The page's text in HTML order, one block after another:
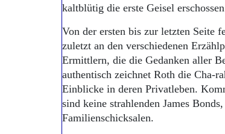
kaltblütig die erste Geisel
Von der ersten bis zur letzten Seite
zuletzt an den verschiedenen
Ermittlern, die die Gedanken aller
authentisch zeichnet Roth die Cha-
Einblicke in deren Privatleben.
sind keine strahlenden James
Familienschicksalen.